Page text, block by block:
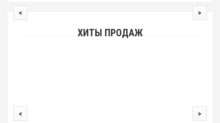
< >
ХИТЫ ПРОДАЖ
< >